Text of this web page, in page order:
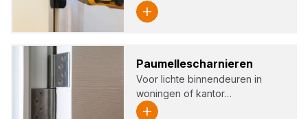
Pau­mel­le­schar­nie­ren
Voor lichte binnendeuren in
woningen of kantor…